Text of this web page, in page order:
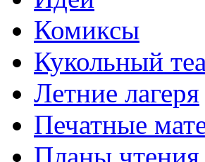
Комиксы
Кукольный
Летние лагеря
Печатные
Планы